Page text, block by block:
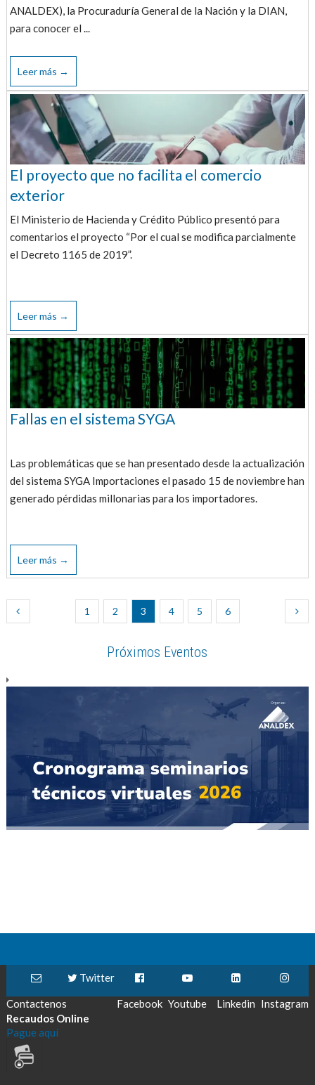
ANALDEX), la Procuraduría General de la Nación y la DIAN,
para conocer el ...
Leer más →
El proyecto que no facilita el comercio
exterior
El Ministerio de Hacienda y Crédito Público presentó para
comentarios el proyecto “Por el cual se modifica parcialmente
el Decreto 1165 de 2019”.
Leer más →
Fallas en el sistema SYGA
Las problemáticas que se han presentado desde la actualización
del sistema SYGA Importaciones el pasado 15 de noviembre han
generado pérdidas millonarias para los importadores.
Leer más →
1 2 3 4 5 6
Próximos Eventos
Contactenos
Twitter
Facebook Youtube Linkedin Instagram
Recaudos Online
Pague aquí